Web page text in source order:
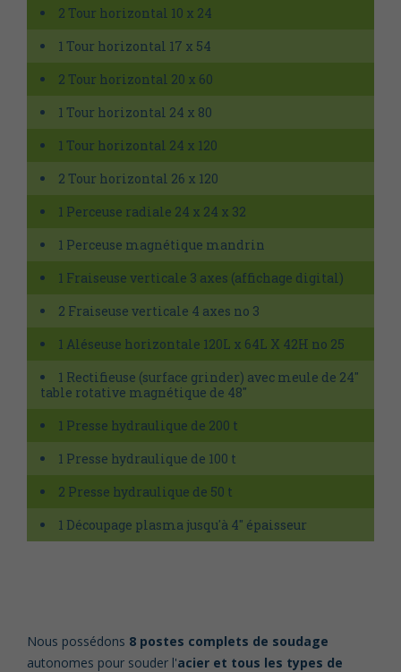
2 Tour horizontal 10 x 24
1 Tour horizontal 17 x 54
2 Tour horizontal 20 x 60
1 Tour horizontal 24 x 80
1 Tour horizontal 24 x 120
2 Tour horizontal 26 x 120
1 Perceuse radiale 24 x 24 x 32
1 Perceuse magnétique mandrin
1 Fraiseuse verticale 3 axes (affichage digital)
2 Fraiseuse verticale 4 axes no 3
1 Aléseuse horizontale 120L x 64L X 42H no 25
1 Rectifieuse (surface grinder) avec meule de 24''
table rotative magnétique de 48''
1 Presse hydraulique de 200 t
1 Presse hydraulique de 100 t
2 Presse hydraulique de 50 t
1 Découpage plasma jusqu'à 4'' épaisseur
Nous possédons 8 postes complets de soudage
autonomes pour souder l'acier et tous les types de